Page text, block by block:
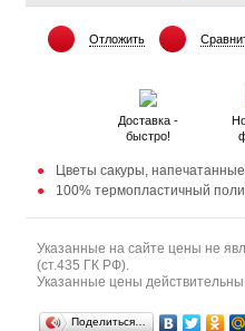
Отложить
Доставка -
быстро!
Цветы сакуры,
100% термопластичный
Указанные на сайте цены не
(ст.435 ГК РФ).
Указанные цены
Поделиться…